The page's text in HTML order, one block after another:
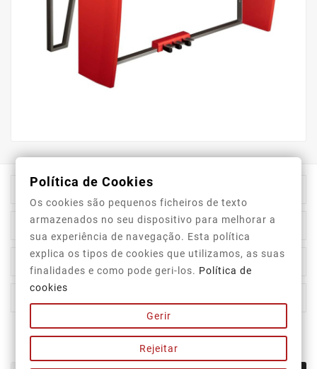
Informação Da Loja
Top Categorias
A Nossa Empresa

Newsletter
Política de Cookies
Os cookies são pequenos ficheiros de texto
armazenados no seu dispositivo para melhorar a
sua experiência de navegação. Esta política
explica os tipos de cookies que utilizamos, as suas
finalidades e como pode geri-los. Política de
cookies
Gerir
Rejeitar